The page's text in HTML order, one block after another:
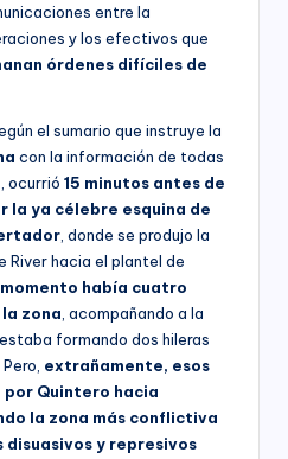
entre la
y los efectivos que
órdenes difíciles de
el sumario que instruye la
con la información de todas
ocurrió 15 minutos antes de
la ya célebre esquina de
, donde se produjo la
River hacia el plantel de
había cuatro
zona , acompañando a la
formando dos hileras
extrañamente, esos
por Quintero hacia
la zona más conflictiva
y represivos